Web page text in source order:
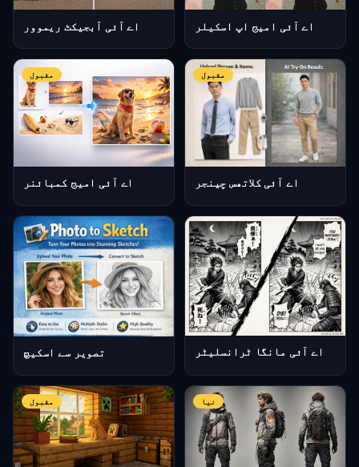
اے آئی آبجیکٹ ریموور اے آئی امیج اپ اسکیلر
مقبول
اے آئی امیج کمبائنر
مقبول
اے آئی کلاتھس چینجر
تصویر سے اسکیچ اے آئی مانگا ٹرانسلیٹر
مقبول نیا